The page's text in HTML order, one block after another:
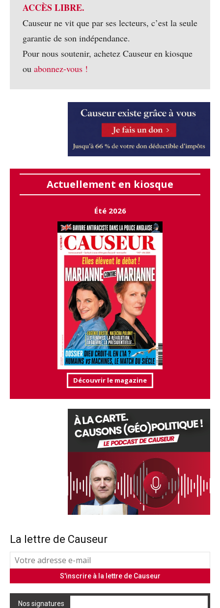
ACCÈS LIBRE.
Causeur ne vit que par ses lecteurs, c’est la seule
garantie de son indépendance.
Pour nous soutenir, achetez Causeur en kiosque
ou abonnez-vous !
Actuellement en kiosque
Été 2026
Découvrir le magazine
La lettre de Causeur
Nos signatures